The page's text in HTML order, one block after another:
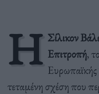
Η Σίλικον
Επιτροπή,
τεταμένη σχέση που